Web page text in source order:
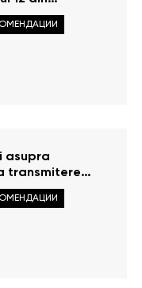
2008 pentru
privire la
2023)
asupra
transmiterea